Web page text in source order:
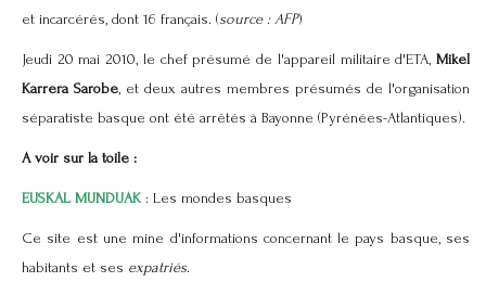
et incarcérés, dont 16 français. (source : AFP)
Jeudi 20 mai 2010, le chef présumé de l'appareil militaire d'ETA, Mikel
Karrera Sarobe, et deux autres membres présumés de l'organisation
séparatiste basque ont été arrêtés à Bayonne (Pyrénées-Atlantiques).
A voir sur la toile :
EUSKAL MUNDUAK : Les mondes basques
Ce site est une mine d'informations concernant le pays basque, ses
habitants et ses expatriés.